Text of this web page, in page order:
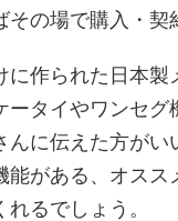
その場で購入・契
に作られた日本製
ータイやワンセグ
んに伝えた方がい
能がある、オスス
るでしょう。